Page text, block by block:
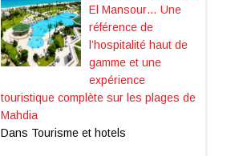
El Mansour… Une
référence de
l’hospitalité haut de
gamme et une
expérience
touristique complète sur les plages de
Mahdia
Dans Tourisme et hotels